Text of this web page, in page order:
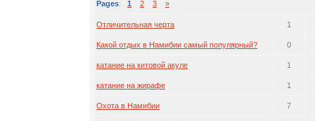
Pages: 1 2 3 »
Отличительная черта 1
Какой отдых в Намибии самый популярный? 0
катание на китовой акуле 1
катание на жирафе 1
Охота в Намибии 7